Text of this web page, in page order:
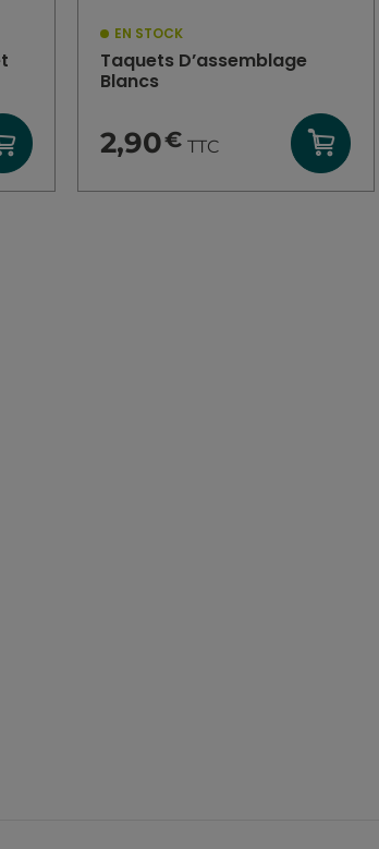
EN STOCK
Taquets D’assemblage
Blancs
2,90€ TTC